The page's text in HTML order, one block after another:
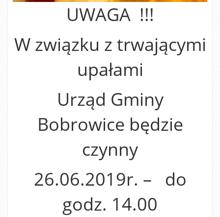
UWAGA !!!
W związku z trwającymi
upałami
Urząd Gminy
Bobrowice będzie
czynny
26.06.2019r. – do
godz. 14.00